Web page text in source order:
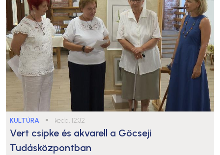
KULTÚRA ● kedd, 12:32
Vert csipke és akvarell a Göcseji
Tudásközpontban